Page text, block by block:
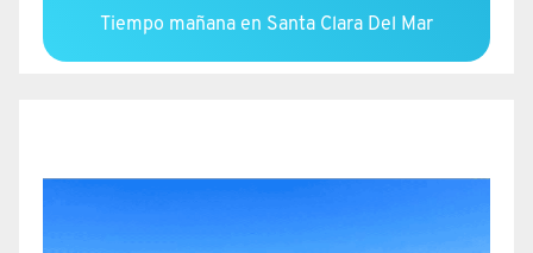
Tiempo mañana en Santa Clara Del Mar